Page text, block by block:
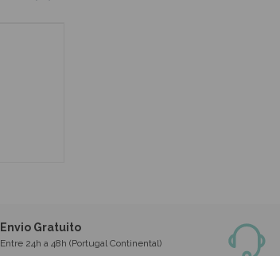
Envio Gratuito
Entre 24h a 48h (Portugal Continental)